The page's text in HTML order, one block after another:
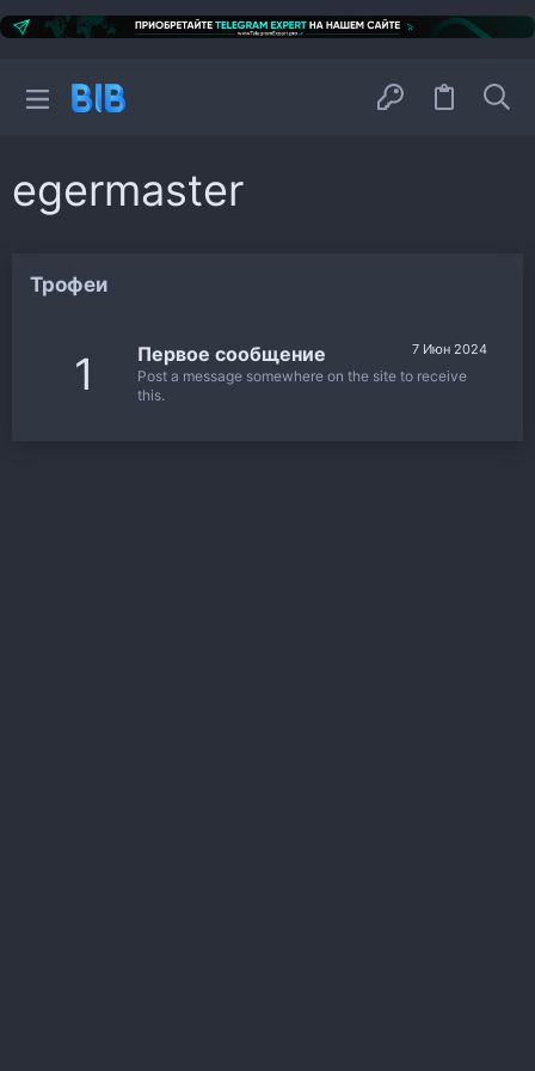
egermaster
Трофеи
1 7 Июн 2024
Первое сообщение
Post a message somewhere on the site to receive
this.